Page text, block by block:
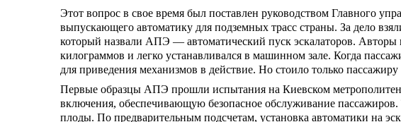
Этот вопрос в свое время был поставлен руководством Главного
выпускающего автоматику для подземных трасс страны. За дело
который назвали АПЭ — автоматический пуск эскалаторов. Авторы
килограммов и легко устанавливался в машинном зале. Когда
для приведения механизмов в действие. Но стоило только
Первые образцы АПЭ прошли испытания на Киевском
включения, обеспечивающую безопасное обслуживание
плоды. По предварительным подсчетам, установка автоматики на